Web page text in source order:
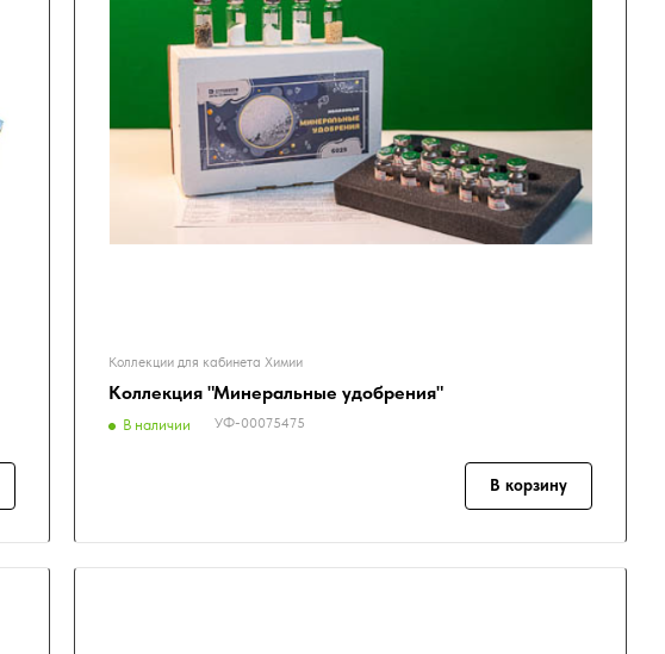
Коллекции для кабинета Химии
Коллекция "Минеральные удобрения"
В наличии УФ-00075475
В корзину